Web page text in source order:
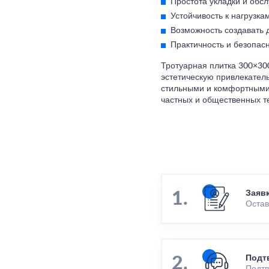
Простота укладки и
Устойчивость к
Возможность
Практичность и
Тротуарная плитка
эстетическую
стильными и
частных и общественных